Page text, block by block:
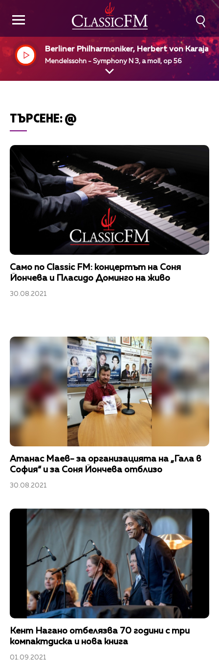
Berliner Philharmoniker, Herbert von Karajan
Mendelssohn - Symphony N 3, a moll, op 56
ТЪРСЕНЕ:@
Само по Classic FM: концертът на Соня
Йончева и Пласидо Доминго на живо
30.08.2021
Атанас Маев- за организацията на „Гала в
София“ и за Соня Йончева отблизо
30.08.2021
Кент Нагано отбелязва 70 години с три
компактдиска и нова книга
01.09.2021